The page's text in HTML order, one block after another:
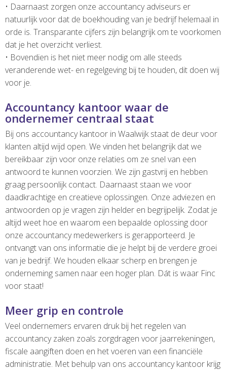
• Daarnaast zorgen onze accountancy adviseurs er
natuurlijk voor dat de boekhouding van je bedrijf helemaal in
orde is. Transparante cijfers zijn belangrijk om te voorkomen
dat je het overzicht verliest.
• Bovendien is het niet meer nodig om alle steeds
veranderende wet- en regelgeving bij te houden, dit doen wij
voor je.
Accountancy kantoor waar de
ondernemer centraal staat
Bij ons accountancy kantoor in Waalwijk staat de deur voor
klanten altijd wijd open. We vinden het belangrijk dat we
bereikbaar zijn voor onze relaties om ze snel van een
antwoord te kunnen voorzien. We zijn gastvrij en hebben
graag persoonlijk contact. Daarnaast staan we voor
daadkrachtige en creatieve oplossingen. Onze adviezen en
antwoorden op je vragen zijn helder en begrijpelijk. Zodat je
altijd weet hoe en waarom een bepaalde oplossing door
onze accountancy medewerkers is gerapporteerd. Je
ontvangt van ons informatie die je helpt bij de verdere groei
van je bedrijf. We houden elkaar scherp en brengen je
onderneming samen naar een hoger plan. Dát is waar Finc
voor staat!
Meer grip en controle
Veel ondernemers ervaren druk bij het regelen van
accountancy zaken zoals zorgdragen voor jaarrekeningen,
fiscale aangiften doen en het voeren van een financiële
administratie. Met behulp van ons accountancy kantoor krijg